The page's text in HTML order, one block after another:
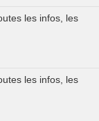
les infos, les
les infos, les